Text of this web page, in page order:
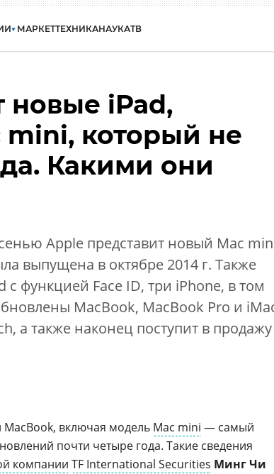
МАРКЕТТЕХНИКАНАУКАТВ
новые iPad,
mini, который не
Какими они
Apple представит новый Mac
выпущена в октябре 2014 г. Также
с функцией Face ID, три iPhone, в том
MacBook, MacBook Pro и
а также наконец поступит в продажу
MacBook, включая модель Mac mini — самый
почти четыре года. Такие сведения
компании TF International Securities Минг Чи